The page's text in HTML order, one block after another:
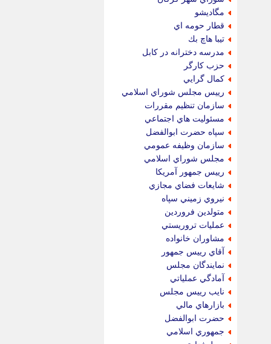
مگاديشو
قطار حومه اي
تيبا هاچ بك
مدرسه دخترانه در كابل
حزب كارگر
كمال گرايي
رييس مجلس شوراي اسلامي
سازمان تنظيم مقررات
مسئوليت هاي اجتماعي
سپاه حضرت ابوالفضل
سازمان وظيفه عمومي
مجلس شوراي اسلامي
رييس جمهور آمريكا
شايعات فضاي مجازي
نيروي زميني سپاه
متولدين فروردين
عمليات تروريستي
مشاوران خانواده
آقاي رييس جمهور
نمايندگان مجلس
آمادگي عملياتي
نايب رييس مجلس
بازارهاي مالي
حضرت ابوالفضل
جمهوري اسلامي